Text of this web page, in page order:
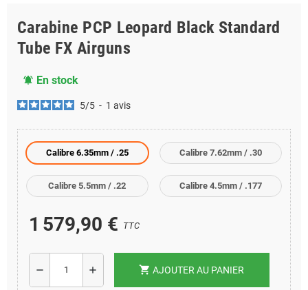
Carabine PCP Leopard Black Standard
Tube FX Airguns
notifications_active En stock
5/5 - 1 avis
Calibre 6.35mm / .25 Calibre 7.62mm / .30
Calibre 5.5mm / .22 Calibre 4.5mm / .177
1 579,90 € TTC
remove add shopping_cart AJOUTER AU PANIER